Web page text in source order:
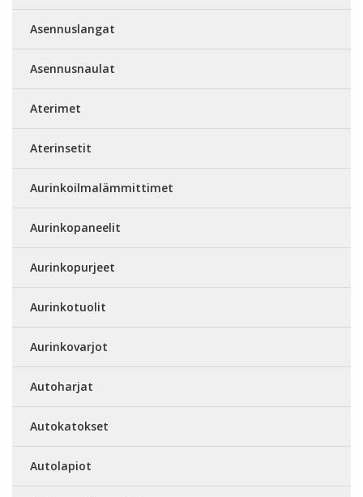
Asennuslangat
Asennusnaulat
Aterimet
Aterinsetit
Aurinkoilmalämmittimet
Aurinkopaneelit
Aurinkopurjeet
Aurinkotuolit
Aurinkovarjot
Autoharjat
Autokatokset
Autolapiot